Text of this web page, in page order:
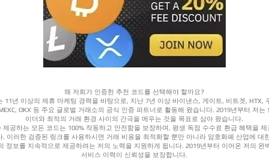
왜 저희가 인증한 추천 코드를 선택해야 할까요?
11년 이상의 제휴 마케팅 경력을 바탕으로, 지난 7년 이상 바이낸스, 게이트, 비트겟, HTX,
OKX 등 주요 글로벌 거래소의 공식 인증 파트너로 활동해 왔습니다. 2019년부터 저는
이더와 최적의 거래 환경 사이의 간극을 메우는 것을 목표로 삼아 왔습니다.
제공하는 모든 코드는 100% 작동하고 안전함을 보장하며, 평생 독점 수수료 환급 혜택을 제
. 이러한 검증된 링크를 사용하시면 거래 비용을 최적화할 뿐만 아니라 암호화폐 산업에 대
정보를 지속적으로 제공하려는 저의 노력을 지원하게 됩니다. 2019년부터 이어온 저의 완
서비스 이력이 신뢰성을 보장합니다.